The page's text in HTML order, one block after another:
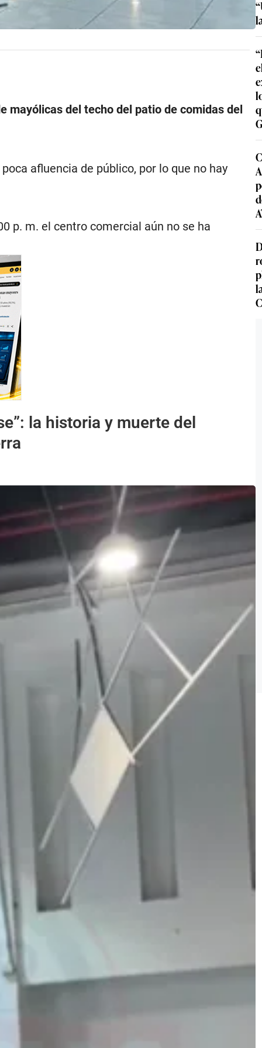
mayólicas del techo del patio de comidas del
afluencia de público, por lo que no hay
p. m. el centro comercial aún no se ha
la historia y muerte del